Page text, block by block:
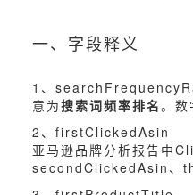
一、字段释义
1、
意为搜索词频率排名。数
2、firstClickedAsin
亚马逊品牌分析报告中
secondClickedAsin、